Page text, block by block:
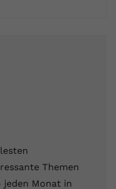
Themen
jeden Monat in